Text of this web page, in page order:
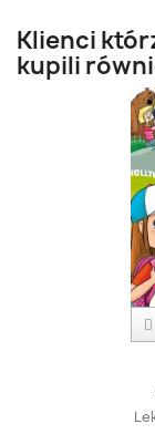
Klienci
kupili